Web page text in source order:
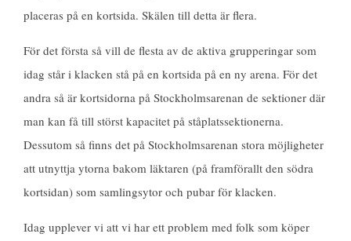
placeras på en kortsida. Skälen till detta är flera.
För det första så vill de flesta av de aktiva grupperingar som
idag står i klacken stå på en kortsida på en ny arena. För det
andra så är kortsidorna på Stockholmsarenan de sektioner där
man kan få till störst kapacitet på ståplatssektionerna.
Dessutom så finns det på Stockholmsarenan stora möjligheter
att utnyttja ytorna bakom läktaren (på framförallt den södra
kortsidan) som samlingsytor och pubar för klacken.
Idag upplever vi att vi har ett problem med folk som köper